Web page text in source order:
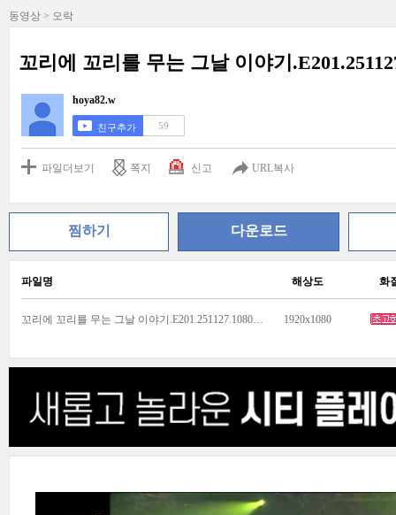
동영상 > 오락
꼬리에 꼬리를 무는 그날 이야기
hoya82.w
친구추가 59
파일더보기 쪽지 신고 URL복사
찜하기 다운로드
파일명 해상도 화
꼬리에 꼬리를 무는 그날 이야기.E201.251127.1080p.WANNA.mp4 1920x1080